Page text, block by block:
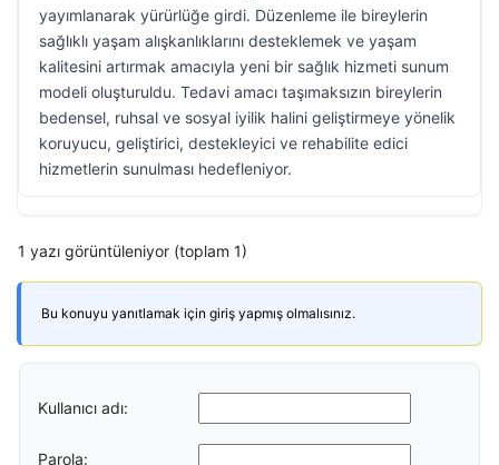
yayımlanarak yürürlüğe girdi. Düzenleme ile bireylerin
sağlıklı yaşam alışkanlıklarını desteklemek ve yaşam
kalitesini artırmak amacıyla yeni bir sağlık hizmeti sunum
modeli oluşturuldu. Tedavi amacı taşımaksızın bireylerin
bedensel, ruhsal ve sosyal iyilik halini geliştirmeye yönelik
koruyucu, geliştirici, destekleyici ve rehabilite edici
hizmetlerin sunulması hedefleniyor.
1 yazı görüntüleniyor (toplam 1)
Bu konuyu yanıtlamak için giriş yapmış olmalısınız.
Kullanıcı adı:
Parola: